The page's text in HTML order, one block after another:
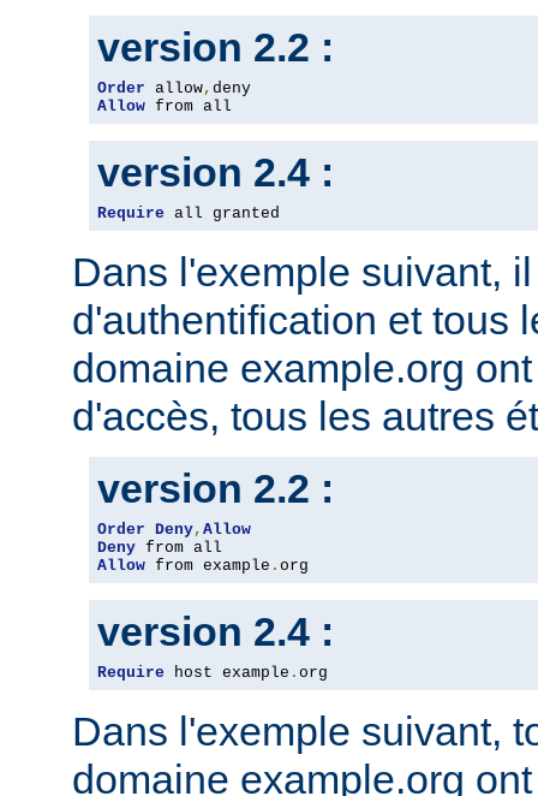
version 2.2 :
Order allow,
Allow from all
version 2.4 :
Require all granted
Dans l'exemple suivant,
d'authentification et tous
domaine example.org
d'accès, tous les autres
version 2.2 :
Order Deny, Allow
Deny
Allow from example . org
version 2.4 :
Require host example . org
Dans l'exemple suivant,
domaine example.org